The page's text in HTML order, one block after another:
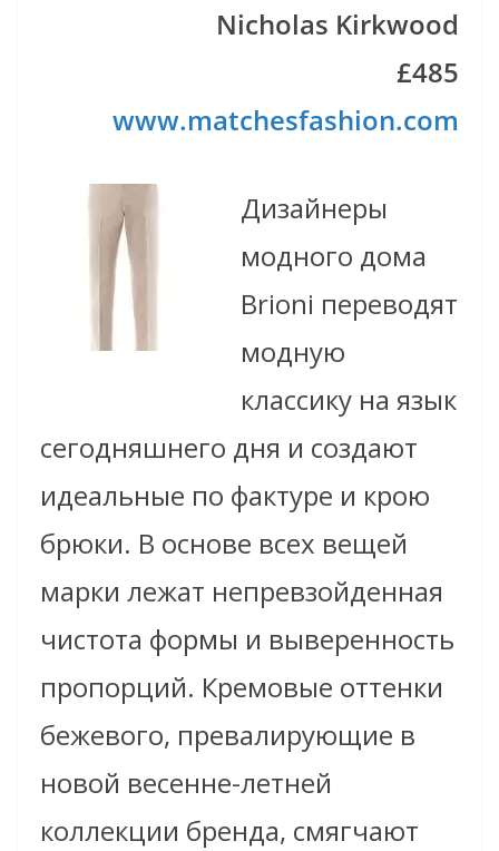
Nicholas Kirkwood
£485
www.matchesfashion.com
Дизайнеры
модного дома
Brioni переводят
модную
классику на язык
сегодняшнего дня и создают
идеальные по фактуре и крою
брюки. В основе всех вещей
марки лежат непревзойденная
чистота формы и выверенность
пропорций. Кремовые оттенки
бежевого, превалирующие в
новой весенне-летней
коллекции бренда, смягчают